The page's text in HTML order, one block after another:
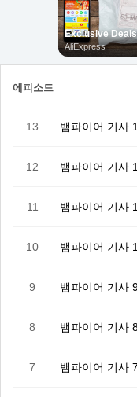
에피소드
13 뱀파이어 기사
12 뱀파이어 기사
11 뱀파이어 기사
10 뱀파이어 기사
9 뱀파이어 기사
8 뱀파이어 기사
7 뱀파이어 기사